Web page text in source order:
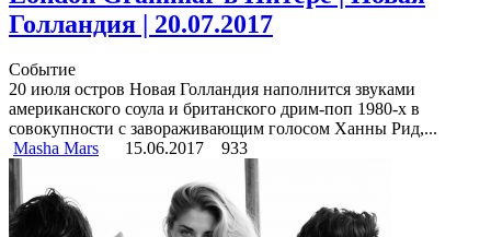
Голландия | 20.07.2017
Событие
20 июля остров Новая Голландия наполнится звуками
американского соула и британского дрим-поп 1980-х в
совокупности с завораживающим голосом Ханны Рид,...
Masha Mars
15.06.2017 933